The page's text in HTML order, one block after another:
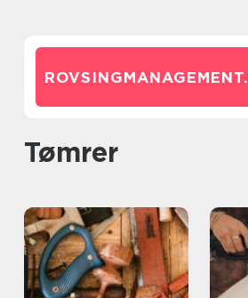
ROVSINGMANAGEMENT.
tømrer